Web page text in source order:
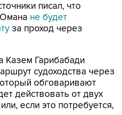
писал, что
не будет
за проход через
Гарибабади
судоходства через
обговаривают
действовать от двух
если это потребуется,